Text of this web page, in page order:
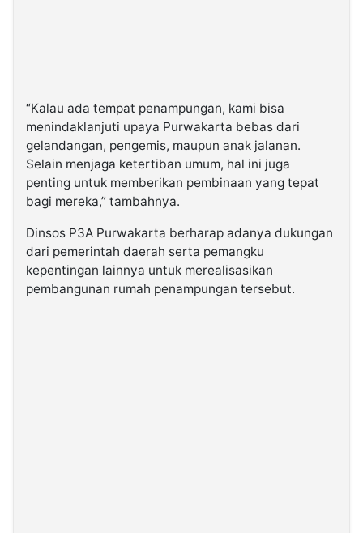
“Kalau ada tempat penampungan, kami bisa
menindaklanjuti upaya Purwakarta bebas dari
gelandangan, pengemis, maupun anak jalanan.
Selain menjaga ketertiban umum, hal ini juga
penting untuk memberikan pembinaan yang tepat
bagi mereka,” tambahnya.
Dinsos P3A Purwakarta berharap adanya dukungan
dari pemerintah daerah serta pemangku
kepentingan lainnya untuk merealisasikan
pembangunan rumah penampungan tersebut.